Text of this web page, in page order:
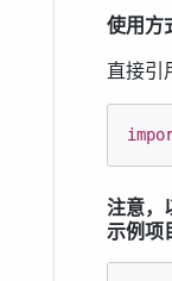
使用方
直接引
注意，
示例项